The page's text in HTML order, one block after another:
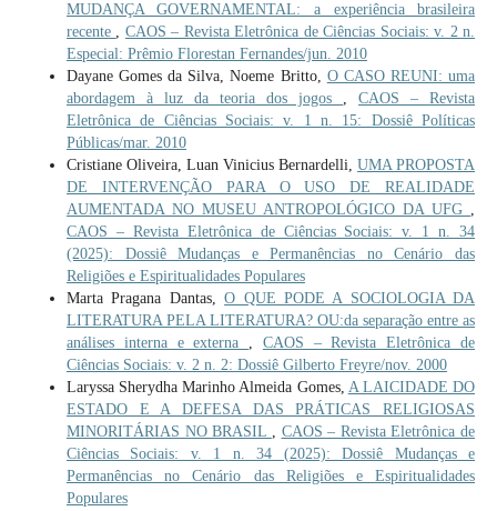
MUDANÇA GOVERNAMENTAL: a experiência brasileira
recente , CAOS – Revista Eletrônica de Ciências Sociais: v. 2 n.
Especial: Prêmio Florestan Fernandes/jun. 2010
Dayane Gomes da Silva, Noeme Britto, O CASO REUNI: uma
abordagem à luz da teoria dos jogos ,CAOS – Revista
Eletrônica de Ciências Sociais: v. 1 n. 15: Dossiê Políticas
Públicas/mar. 2010
Cristiane Oliveira, Luan Vinicius Bernardelli,UMA PROPOSTA
DE INTERVENÇÃO PARA O USO DE REALIDADE
AUMENTADA NO MUSEU ANTROPOLÓGICO DA UFG ,
CAOS – Revista Eletrônica de Ciências Sociais: v. 1 n. 34
(2025): Dossiê Mudanças e Permanências no Cenário das
Religiões e Espiritualidades Populares
Marta Pragana Dantas,O QUE PODE A SOCIOLOGIA DA
LITERATURA PELA LITERATURA? OU:da separação entre as
análises interna e externa , CAOS – Revista Eletrônica de
Ciências Sociais: v. 2 n. 2: Dossiê Gilberto Freyre/nov. 2000
Laryssa Sherydha Marinho Almeida Gomes, A LAICIDADE DO
ESTADO E A DEFESA DAS PRÁTICAS RELIGIOSAS
MINORITÁRIAS NO BRASIL , CAOS – Revista Eletrônica de
Ciências Sociais: v. 1 n. 34 (2025): Dossiê Mudanças e
Permanências no Cenário das Religiões e Espiritualidades
Populares